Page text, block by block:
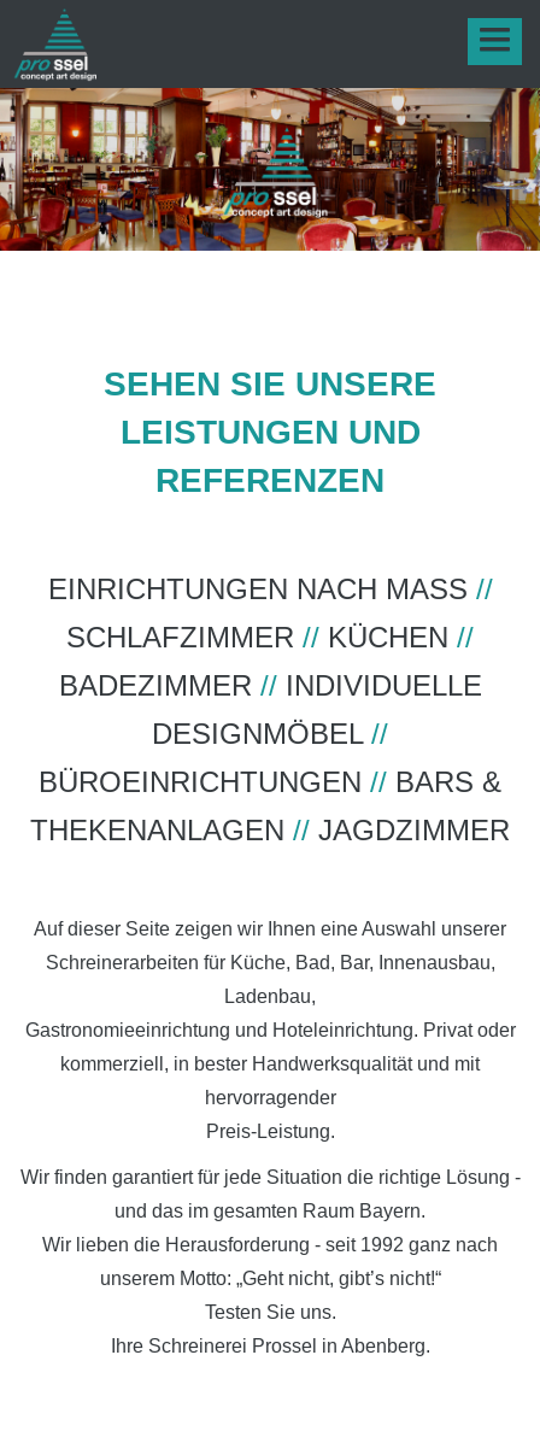
HOME
ÜBER UNS
DIE WERKSTATT
SEHEN SIE UNSERE
LEISTUNGEN UND
REFERENZEN
EINRICHTUNGEN NACH MASS //
SCHLAFZIMMER // KÜCHEN //
BADEZIMMER // INDIVIDUELLE
DESIGNMÖBEL//
BÜROEINRICHTUNGEN // BARS &
THEKENANLAGEN // JAGDZIMMER
Auf dieser Seite zeigen wir Ihnen eine Auswahl unserer
Schreinerarbeiten für Küche, Bad, Bar, Innenausbau,
Ladenbau,
Gastronomieeinrichtung und Hoteleinrichtung. Privat oder
kommerziell, in bester Handwerksqualität und mit
hervorragender
Preis-Leistung.
Wir finden garantiert für jede Situation die richtige Lösung -
und das im gesamten Raum Bayern.
Wir lieben die Herausforderung - seit 1992 ganz nach
unserem Motto: „Geht nicht, gibt’s nicht!“
Testen Sie uns.
Ihre Schreinerei Prossel in Abenberg.